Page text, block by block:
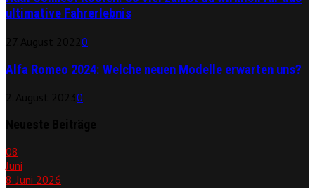
ultimative Fahrerlebnis
0
Alfa Romeo 2024: Welche neuen Modelle erwarten uns?
0
08
Juni
8. Juni 2026